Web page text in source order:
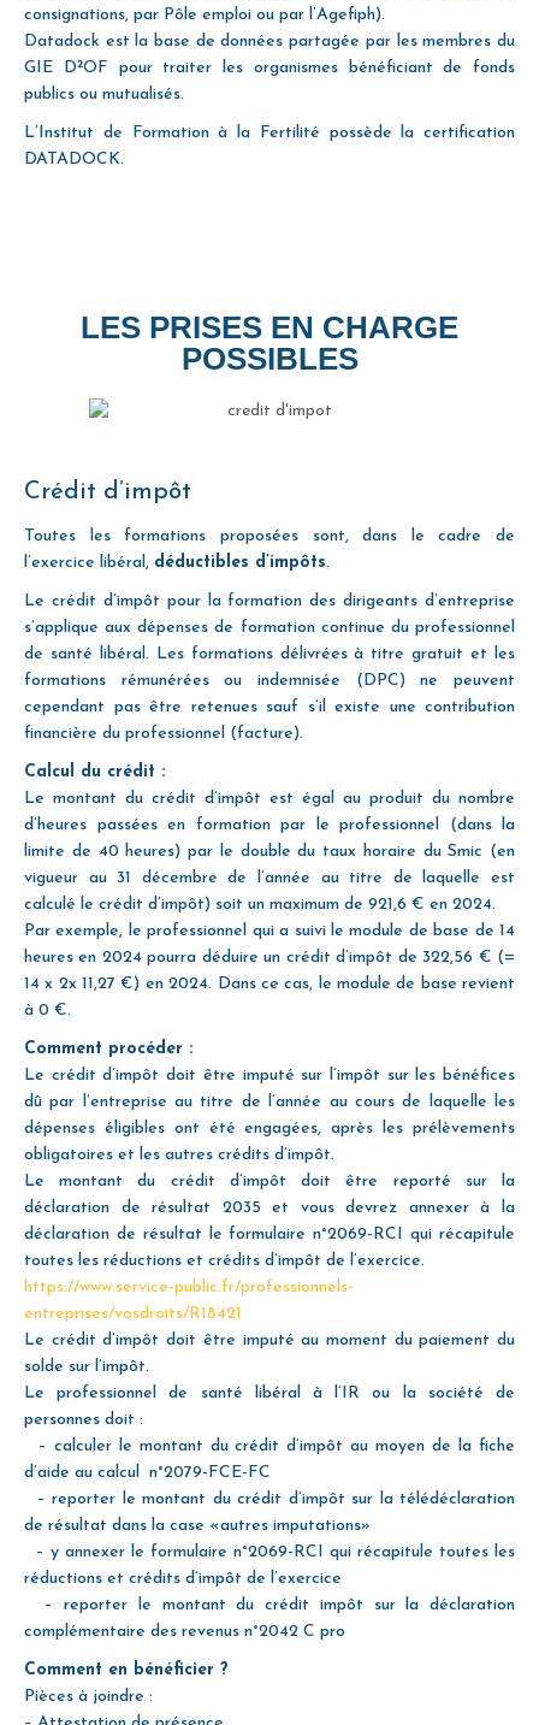
consignations, par Pôle emploi ou par l’Agefiph).
Datadock est la base de données partagée par les membres du
GIE D²OF pour traiter les organismes bénéficiant de fonds
publics ou mutualisés.
L’Institut de Formation à la Fertilité possède la certification
DATADOCK.
LES PRISES EN CHARGE
POSSIBLES
Crédit d’impôt
Toutes les formations proposées sont, dans le cadre de
l’exercice libéral, déductibles d’impôts.
Le crédit d’impôt pour la formation des dirigeants d’entreprise
s’applique aux dépenses de formation continue du professionnel
de santé libéral. Les formations délivrées à titre gratuit et les
formations rémunérées ou indemnisée (DPC) ne peuvent
cependant pas être retenues sauf s’il existe une contribution
financière du professionnel (facture).
Calcul du crédit :
Le montant du crédit d’impôt est égal au produit du nombre
d’heures passées en formation par le professionnel (dans la
limite de 40 heures) par le double du taux horaire du Smic (en
vigueur au 31 décembre de l’année au titre de laquelle est
calculé le crédit d’impôt) soit un maximum de 921,6 € en 2024.
Par exemple, le professionnel qui a suivi le module de base de 14
heures en 2024 pourra déduire un crédit d’impôt de 322,56 € (=
14 x 2x 11,27 €) en 2024. Dans ce cas, le module de base revient
à 0 €.
Comment procéder :
Le crédit d’impôt doit être imputé sur l’impôt sur les bénéfices
dû par l’entreprise au titre de l’année au cours de laquelle les
dépenses éligibles ont été engagées, après les prélèvements
obligatoires et les autres crédits d’impôt.
Le montant du crédit d’impôt doit être reporté sur la
déclaration de résultat 2035 et vous devrez annexer à la
déclaration de résultat le formulaire n°2069-RCI qui récapitule
toutes les réductions et crédits d’impôt de l’exercice.
https://www.service-public.fr/professionnels-
entreprises/vosdroits/R18421
Le crédit d’impôt doit être imputé au moment du paiement du
solde sur l’impôt.
Le professionnel de santé libéral à l’IR ou la société de
personnes doit :
– calculer le montant du crédit d’impôt au moyen de la fiche
d’aide au calcul n°2079-FCE-FC
– reporter le montant du crédit d’impôt sur la télédéclaration
de résultat dans la case «autres imputations»
– y annexer le formulaire n°2069-RCI qui récapitule toutes les
réductions et crédits d’impôt de l’exercice
– reporter le montant du crédit impôt sur la déclaration
complémentaire des revenus n°2042 C pro
Comment en bénéficier ?
Pièces à joindre :